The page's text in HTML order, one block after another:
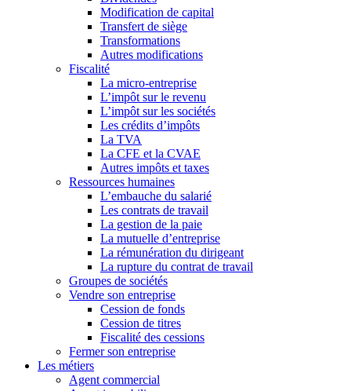
Modification de capital
Transfert de siège
Transformations
Autres modifications
Fiscalité
La micro-entreprise
L’impôt sur le revenu
L’impôt sur les sociétés
Les crédits d’impôts
La TVA
La CFE et la CVAE
Autres impôts et taxes
Ressources humaines
L’embauche du salarié
Les contrats de travail
La gestion de la paie
La mutuelle d’entreprise
La rémunération du dirigeant
La rupture du contrat de travail
Groupes de sociétés
Vendre son entreprise
Cession de fonds
Cession de titres
Fiscalité des cessions
Fermer son entreprise
Les métiers
Agent commercial